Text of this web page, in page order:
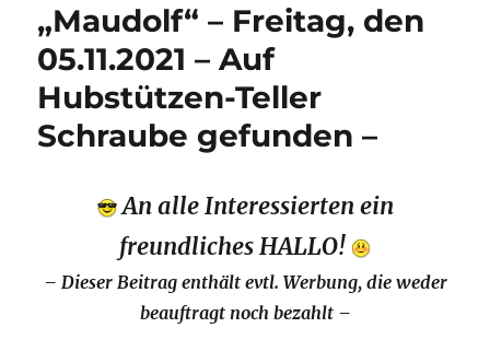
„Maudolf“ – Freitag, den
05.11.2021 – Auf
Hubstützen-Teller
Schraube gefunden –
An alle Interessierten ein
freundliches HALLO!
– Dieser Beitrag enthält evtl. Werbung, die weder
beauftragt noch bezahlt –